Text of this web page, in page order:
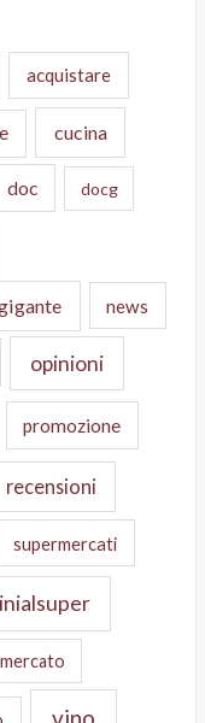
acquistare
cucina
doc docg
news
opinioni
promozione
recensioni
supermercati